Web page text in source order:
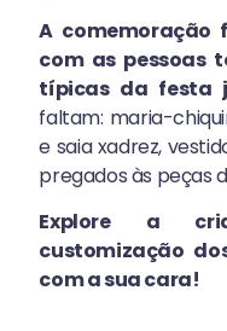
A comemoração
com as pessoas
típicas da festa
faltam: maria-
e saia xadrez,
pregados às peças
Explore a
customização
com a sua cara!